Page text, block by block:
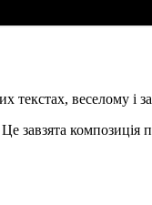
текстах, веселому і
композиція